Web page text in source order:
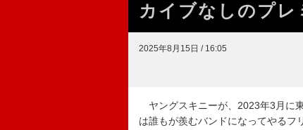
カイブなしのプレ
2025年8月15日 / 16:05
ヤングスキニーが、2023年3月に
は誰もが羨むバンドになってやるフ